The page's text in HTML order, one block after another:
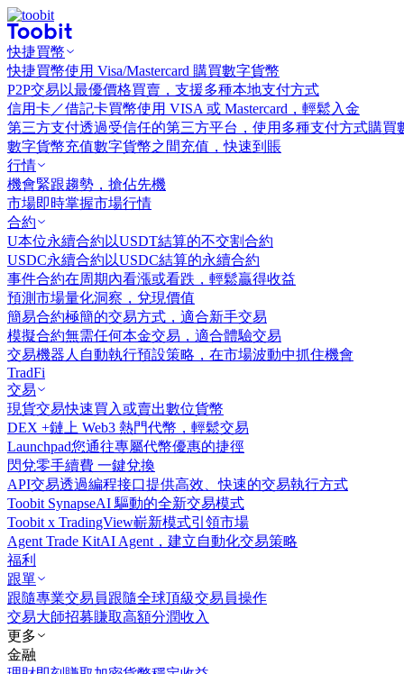
快捷買幣
快捷買幣使用 Visa/Mastercard 購買數字貨幣
P2P交易 以最優價格買賣，支援多種本地支付方式
信用卡／借記卡買幣使用 VISA 或 Mastercard，輕鬆入金
第三方支付透過受信任的第三方平台，使用多種支付方式購買
數字貨幣充值數字貨幣之間充值，快速到賬
行情
機會緊跟趨勢，搶佔先機
市場即時掌握市場行情
合約
U本位永續合約 以USDT結算的不交割合約
USDC永續合約 以USDC結算的永續合約
事件合約在周期內看漲或看跌，輕鬆贏得收益
預測市場量化洞察，兌現價值
簡易合約極簡的交易方式，適合新手交易
模擬合約無需任何本金交易，適合體驗交易
交易機器人 自動執行預設策略，在市場波動中抓住機會
TradFi
交易
現貨交易快速買入或賣出數位貨幣
DEX +鏈上 Web3 熱門代幣，輕鬆交易
Launchpad您通往專屬代幣優惠的捷徑
閃兌零手續費 一鍵兌換
API交易透過編程接口提供高效、快速的交易執行方式
Toobit SynapseAI 驅動的全新交易模式
Toobit x TradingView嶄新模式引領市場
Agent Trade KitAI Agent，建立自動化交易策略
福利
跟單
跟隨專業交易員跟隨全球頂級交易員操作
交易大師招募賺取高額分潤收入
更多
金融